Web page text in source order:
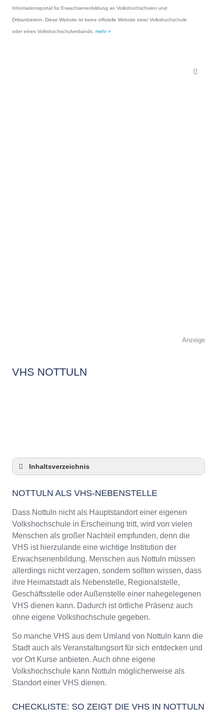
Informationsportal für Erwachsenenbildung an Volkshochschulen und
Drittanbietern. Diese Website ist keine offizielle Website einer Volkshochschule
oder eines Volkshochschulverbands. mehr »
Anzeige
VHS NOTTULN
Inhaltsverzeichnis
Checkliste: So zeigt die VHS in Nottuln
3 Tipps für Interessierte aus Nottuln an VHS-
Kursen
VHS Nottuln Kurse und Umgebung
VHS Nottuln – Öffnungszeiten und
Telefonnummer
Online-Kurse – Alternative Angebote zu einem
Top-Kurse an der Abendschule Nottuln
Weiterbildung in Nottuln
NOTTULN ALS VHS-NEBENSTELLE
Dass Nottuln nicht als Hauptstandort einer eigenen
Volkshochschule in Erscheinung tritt, wird von vielen
Menschen als großer Nachteil empfunden, denn die
VHS ist hierzulande eine wichtige Institution der
Erwachsenenbildung. Menschen aus Nottuln müssen
allerdings nicht verzagen, sondern sollten wissen, dass
ihre Heimatstadt als Nebenstelle, Regionalstelle,
Geschäftsstelle oder Außenstelle einer nahegelegenen
VHS dienen kann. Dadurch ist örtliche Präsenz auch
ohne eigene Volkshochschule gegeben.
So manche VHS aus dem Umland von Nottuln kann die
Stadt auch als Veranstaltungsort für sich entdecken und
vor Ort Kurse anbieten. Auch ohne eigene
Volkshochschule kann Nottuln möglicherweise als
Standort einer VHS dienen.
CHECKLISTE: SO ZEIGT DIE VHS IN NOTTULN